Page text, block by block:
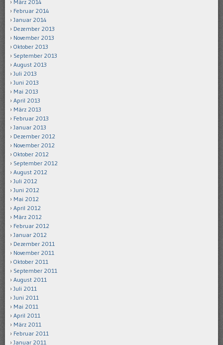
März 2014
Februar 2014
Januar 2014
Dezember 2013
November 2013
Oktober 2013
September 2013
August 2013
Juli 2013
Juni 2013
Mai 2013
April 2013
März 2013
Februar 2013
Januar 2013
Dezember 2012
November 2012
Oktober 2012
September 2012
August 2012
Juli 2012
Juni 2012
Mai 2012
April 2012
März 2012
Februar 2012
Januar 2012
Dezember 2011
November 2011
Oktober 2011
September 2011
August 2011
Juli 2011
Juni 2011
Mai 2011
April 2011
März 2011
Februar 2011
Januar 2011